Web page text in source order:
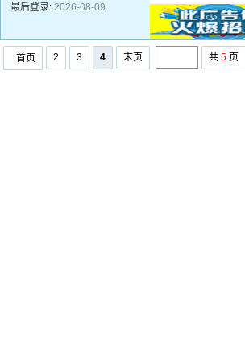
最后登录: 2026-08-09
首页 2 3 4 末页 共 5 页